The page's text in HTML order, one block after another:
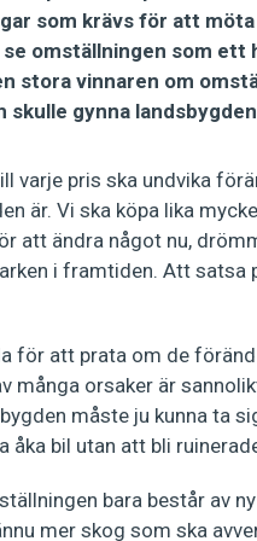
som krävs för att
omställningen som ett
stora vinnaren om
gynna
varje pris ska undvika
är. Vi ska köpa lika
att ändra något nu,
i framtiden. Att satsa
för att prata om de
många orsaker är
måste ju kunna ta
åka bil utan att bli
bara består av
mer skog som ska